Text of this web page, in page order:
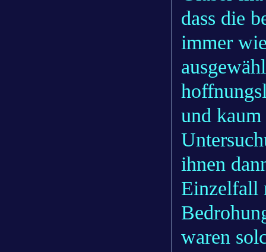
dass die
immer
und
ihnen
Einzelfall
waren